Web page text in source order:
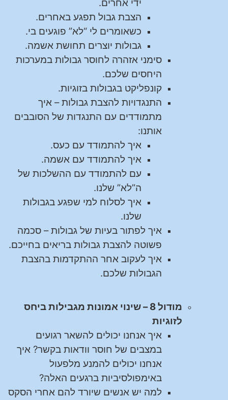
ידי אחרים.
הצבת גבול תפגע באחרים.
כשאומרים לי “לא” פוגעים בי.
גבולות יוצרים תחושת אשמה.
סימני אזהרה לחוסר גבולות במערכות
היחסים שלכם.
קונפליקט בגבולות בזוגיות.
התנגדויות להצבת גבולות – איך
מתמודדים עם התנגדות של הסובבים
אותנו:
איך להתמודד עם כעס.
איך להתמודד עם אשמה.
עם להתמודד עם ההשלכות של
ה”לא” שלנו.
איך לסלוח למי שפגע בגבולות
שלנו.
איך לפתור בעיות של גבולות – סכמה
פשוטה להצבת גבולות בריאים בחייכם.
איך לעקוב אחר ההתקדמות בהצבת
הגבולות שלכם.
מודול 8 – שינוי אמונות מגבילות ביחס
לזוגיות
איך אנחנו יכולים להשאר רגועים
במצבים של חוסר וודאות בקשר? איך
אנחנו יכולים להמנע מלפעול
באימפולסיביות ברגעים האלה?
למה יש אנשים שיורד להם אחרי הסקס